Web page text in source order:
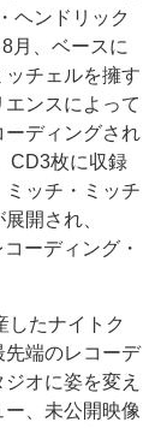
ヘンドリック
月、ベースに
チェルを擁す
ンスによって
ーディングされ
CD3枚に収録
ッチ・ミッチ
開され、
ーディング・
たナイトク
先端のレコーデ
オに姿を変え
、未公開映像